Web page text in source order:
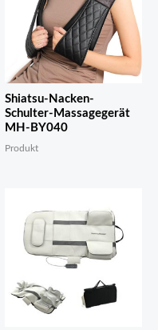
Shiatsu-Nacken-
Schulter-Massagegerät
MH-BY040
Produkt